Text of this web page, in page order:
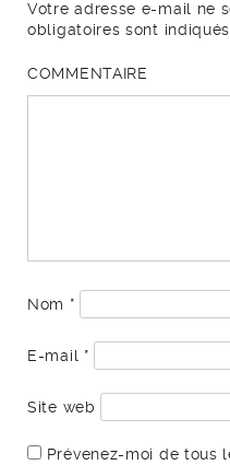
Votre adresse e-mail ne
obligatoires sont
COMMENTAIRE
Nom *
E-mail *
Site web
Prévenez-moi de tous